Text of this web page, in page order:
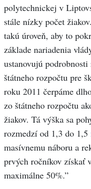
polytechnickej v
stále nízky počet
takú úroveň, aby to
základe nariadenia
ustanovujú
štátneho rozpočtu pre
roku 2011 čerpáme
zo štátneho rozpočtu
žiakov. Tá výška sa
rozmedzí od 1,3 do 1,5
masívnemu náboru a
prvých ročníkov získať
maximálne 50%.”